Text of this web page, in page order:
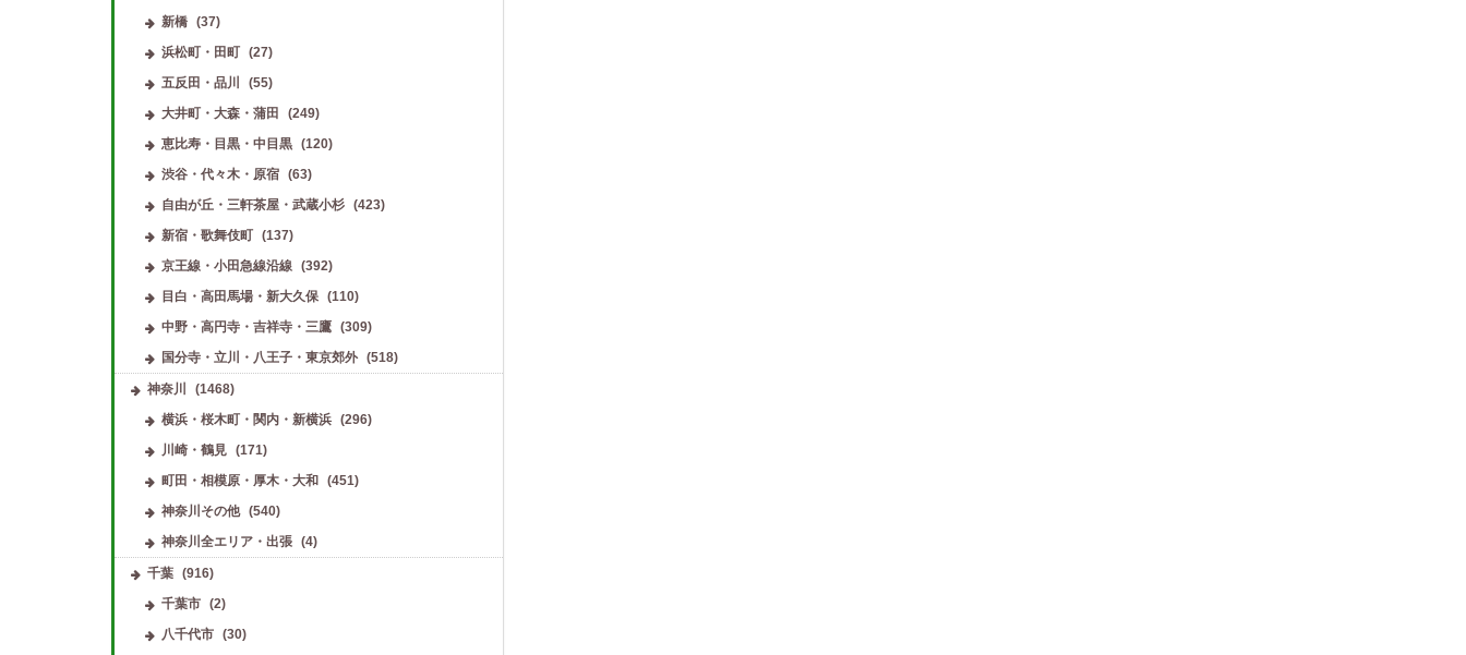
新橋
(37)
浜松町・田町
(27)
五反田・品川
(55)
大井町・大森・蒲田
(249)
恵比寿・目黒・中目黒
(120)
渋谷・代々木・原宿
(63)
自由が丘・三軒茶屋・武蔵小杉
(423)
新宿・歌舞伎町
(137)
京王線・小田急線沿線
(392)
目白・高田馬場・新大久保
(110)
中野・高円寺・吉祥寺・三鷹
(309)
国分寺・立川・八王子・東京郊外
(518)
神奈川
(1468)
横浜・桜木町・関内・新横浜
(296)
川崎・鶴見
(171)
町田・相模原・厚木・大和
(451)
神奈川その他
(540)
神奈川全エリア・出張
(4)
千葉 (916)
千葉市
(2)
八千代市
(30)